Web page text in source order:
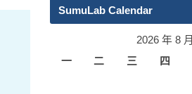
SumuLab Calendar
2026 年 8 月
一
二 三 四